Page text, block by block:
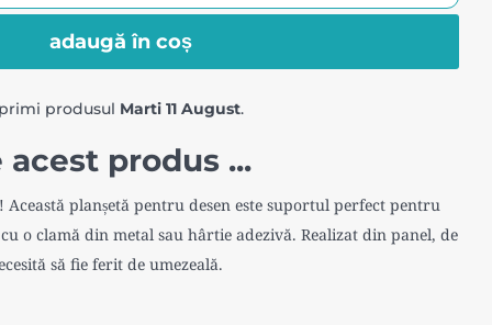
adaugă în coș
produsul Marti 11 August.
produs ...
Această planșetă pentru desen este suportul perfect pentru
o clamă din metal sau hârtie adezivă. Realizat din panel, de
să fie ferit de umezeală.